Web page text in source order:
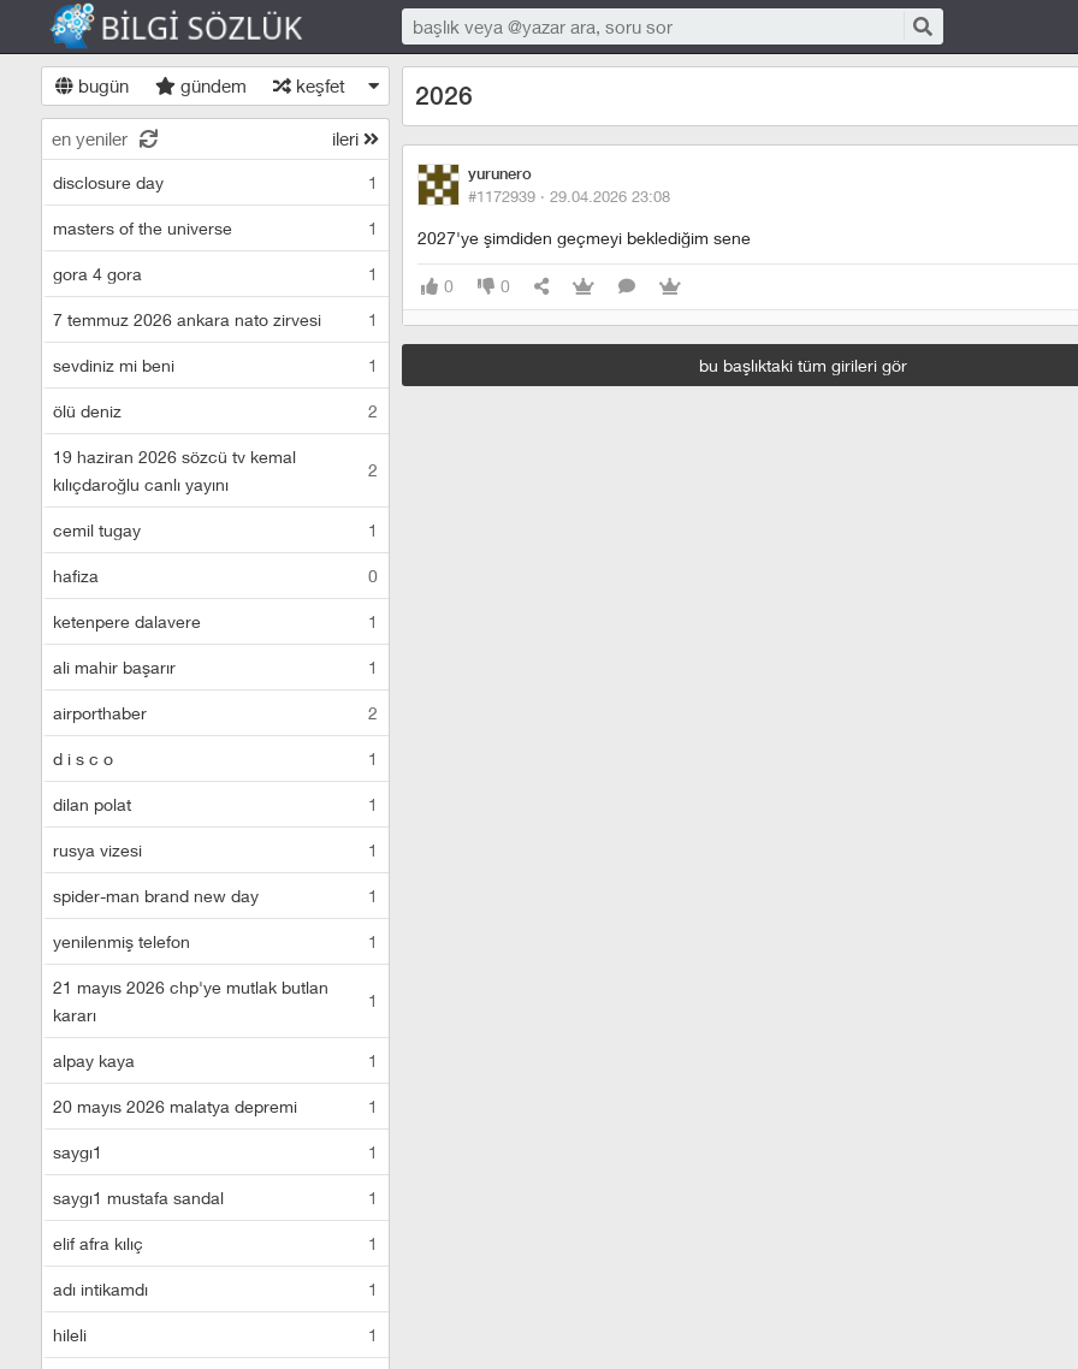
bugün gündem keşfet
en yeniler ileri
disclosure day 1
masters of the universe 1
gora 4 gora 1
7 temmuz 2026 ankara nato zirvesi 1
sevdiniz mi beni 1
ölü deniz 2
19 haziran 2026 sözcü tv kemal
kılıçdaroğlu canlı yayını
2
cemil tugay 1
hafiza 0
ketenpere dalavere 1
ali mahir başarır 1
airporthaber 2
d i s c o 1
dilan polat 1
rusya vizesi 1
spider-man brand new day 1
yenilenmiş telefon 1
21 mayıs 2026 chp'ye mutlak butlan
kararı
1
alpay kaya 1
20 mayıs 2026 malatya depremi 1
saygı1 1
saygı1 mustafa sandal 1
elif afra kılıç 1
adı intikamdı 1
hileli 1
2026
yurunero
#1172939 · 29.04.2026 23:08
2027'ye şimdiden geçmeyi beklediğim sene
0 0
bu başlıktaki tüm girileri gör